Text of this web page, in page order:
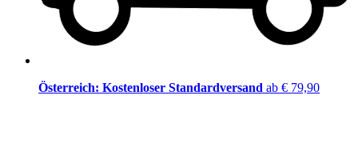
Österreich: Kostenloser Standardversand ab € 79,90